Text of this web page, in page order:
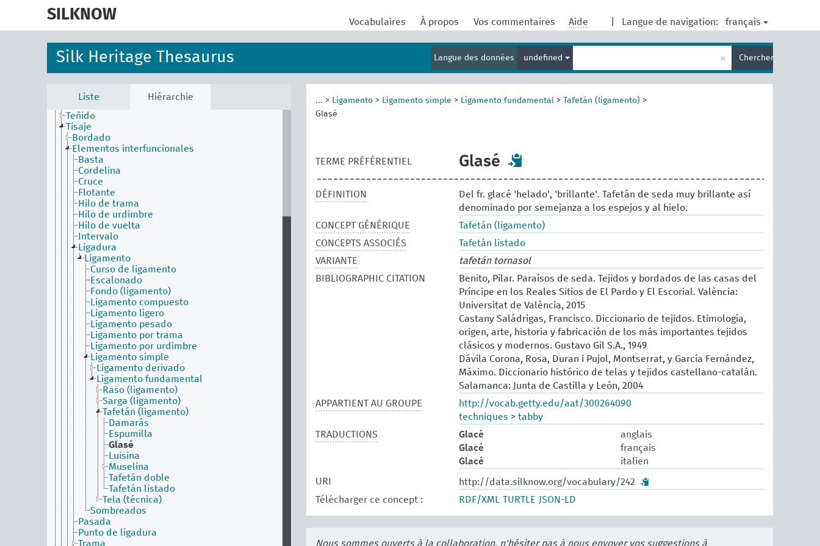
SILKNOW Langue de navigation: français
Vocabulaires À propos Vos commentaires Aide
Silk Heritage Thesaurus Langue des données undefined
terme
de
recherche
× Chercher
Liste Hiérarchie
Contextura
Dejado
Hilatura (técnica)
Matizado (técnica)
Molinar
Proceso y producción de textiles
Teñido
Tisaje
Bordado
Elementos interfuncionales
Basta
Cordelina
Cruce
Flotante
Hilo de trama
Hilo de urdimbre
Hilo de vuelta
Intervalo
Ligadura
Ligamento
Curso de ligamento
Escalonado
Fondo (ligamento)
Ligamento compuesto
Ligamento ligero
Ligamento pesado
Ligamento por trama
Ligamento por urdimbre
Ligamento simple
Ligamento derivado
Ligamento fundamental
Raso (ligamento)
Sarga (ligamento)
Tafetán (ligamento)
Damarás
Espumilla
Glasé
Luisina
Muselina
Tafetán doble
Tafetán listado
Tela (técnica)
Sombreados
Pasada
Punto de ligadura
Trama
... > Ligamento > Ligamento simple > Ligamento fundamental > Tafetán (ligamento) >
Glasé
TERME PRÉFÉRENTIEL Glasé
DÉFINITION
Del fr. glacé 'helado', 'brillante'. Tafetán de seda muy brillante así
denominado por semejanza a los espejos y al hielo.
CONCEPT GÉNÉRIQUE
Tafetán (ligamento)
CONCEPTS ASSOCIÉS
Tafetán listado
VARIANTE
tafetán tornasol
BIBLIOGRAPHIC CITATION
Benito, Pilar. Paraísos de seda. Tejidos y bordados de las casas del
Príncipe en los Reales Sitios de El Pardo y El Escorial. València:
Universitat de València, 2015
Castany Saládrigas, Francisco. Diccionario de tejidos. Etimología,
origen, arte, historia y fabricación de los más importantes tejidos
clásicos y modernos. Gustavo Gil S.A., 1949
Dávila Corona, Rosa, Duran i Pujol, Montserrat, y García Fernández,
Máximo. Diccionario histórico de telas y tejidos castellano-catalán.
Salamanca: Junta de Castilla y León, 2004
APPARTIENT AU GROUPE
http://vocab.getty.edu/aat/300264090
techniques > tabby
TRADUCTIONS
Glacé
anglais
Glacé
français
Glacé
italien
URI
http://data.silknow.org/vocabulary/242
Télécharger ce concept :
RDF/XML TURTLE JSON-LD
Nous sommes ouverts à la collaboration, n'hésiter pas à nous envoyer vos suggestions à